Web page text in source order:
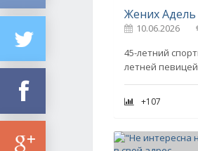
Жених Адель
10.06.2026
45-летний
летней
+107